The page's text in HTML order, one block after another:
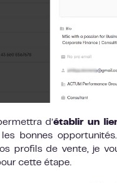
d’établir un
bonnes
profils de vente, je
cette étape.